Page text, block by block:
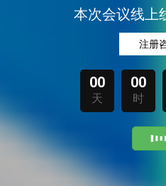
本次会议线上
注册
00
天
00
时